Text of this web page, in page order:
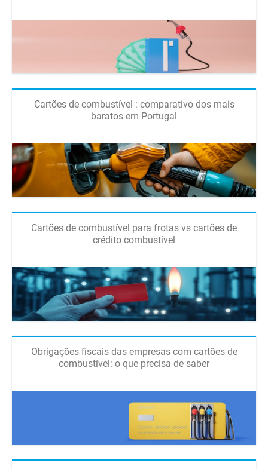
Cartões de combustível : comparativo dos mais
baratos em Portugal
Cartões de combustível para frotas vs cartões de
crédito combustível
Obrigações fiscais das empresas com cartões de
combustível: o que precisa de saber